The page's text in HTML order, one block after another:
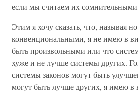
если мы считаем их
Этим я хочу сказать, что, называя
конвенциональными, я не имею в
быть произвольными или что
хуже и не лучше системы других.
системы законов могут быть
могут быть лучше других, я имею в